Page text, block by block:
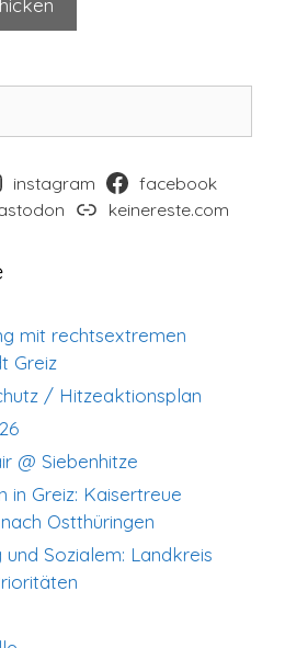
instagram
facebook
keinereste.com
mit rechtsextremen
Greiz
/ Hitzeaktionsplan
@ Siebenhitze
in Greiz: Kaisertreue
Ostthüringen
und Sozialem: Landkreis